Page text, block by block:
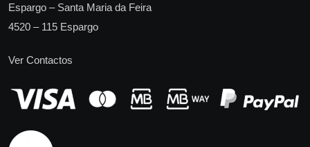
Espargo – Santa Maria da Feira
4520 – 115 Espargo
Ver Contactos